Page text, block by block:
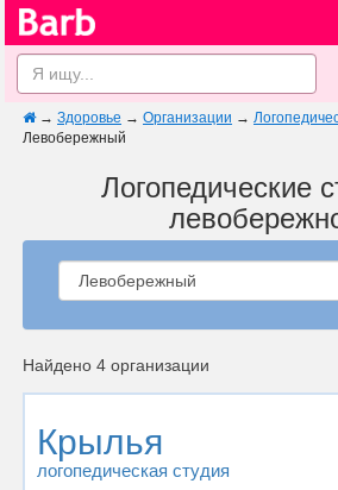
→ Здоровье → Организации →
Левобережный
Логопедические
Найдено 4 организации
Крылья
логопедическая студия